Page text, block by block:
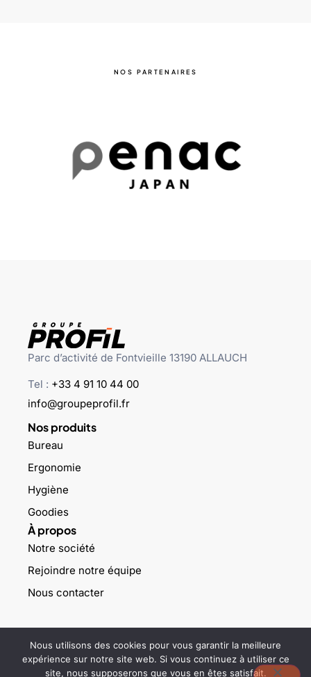
NOS PARTENAIRES
Parc d’activité de Fontvieille 13190 ALLAUCH
Tel : +33 4 91 10 44 00
info@groupeprofil.fr
Nos produits
Bureau
Ergonomie
Hygiène
Goodies
À propos
Notre société
Rejoindre notre équipe
Nous contacter
Nous utilisons des cookies pour vous garantir la meilleure
expérience sur notre site web. Si vous continuez à utiliser ce
site, nous supposerons que vous en êtes satisfait.